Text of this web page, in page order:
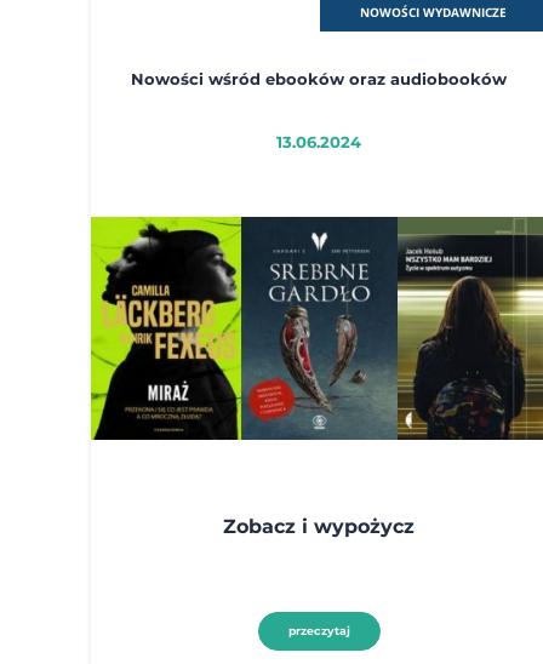
NOWOŚCI WYDAWNICZE
Nowości wśród ebooków oraz audiobooków
13.06.2024
Zobacz i wypożycz
przeczytaj